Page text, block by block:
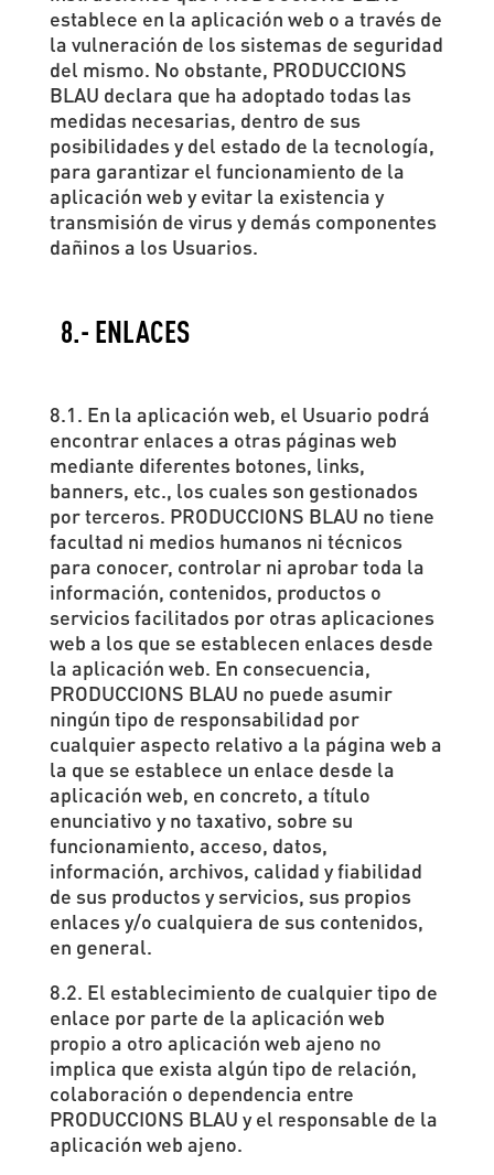
establece en la aplicación web o a través de
la vulneración de los sistemas de seguridad
del mismo. No obstante, PRODUCCIONS
BLAU declara que ha adoptado todas las
medidas necesarias, dentro de sus
posibilidades y del estado de la tecnología,
para garantizar el funcionamiento de la
aplicación web y evitar la existencia y
transmisión de virus y demás componentes
dañinos a los Usuarios.
8.- ENLACES
8.1. En la aplicación web, el Usuario podrá
encontrar enlaces a otras páginas web
mediante diferentes botones, links,
banners, etc., los cuales son gestionados
por terceros. PRODUCCIONS BLAU no tiene
facultad ni medios humanos ni técnicos
para conocer, controlar ni aprobar toda la
información, contenidos, productos o
servicios facilitados por otras aplicaciones
web a los que se establecen enlaces desde
la aplicación web. En consecuencia,
PRODUCCIONS BLAU no puede asumir
ningún tipo de responsabilidad por
cualquier aspecto relativo a la página web a
la que se establece un enlace desde la
aplicación web, en concreto, a título
enunciativo y no taxativo, sobre su
funcionamiento, acceso, datos,
información, archivos, calidad y fiabilidad
de sus productos y servicios, sus propios
enlaces y/o cualquiera de sus contenidos,
en general.
8.2. El establecimiento de cualquier tipo de
enlace por parte de la aplicación web
propio a otro aplicación web ajeno no
implica que exista algún tipo de relación,
colaboración o dependencia entre
PRODUCCIONS BLAU y el responsable de la
aplicación web ajeno.